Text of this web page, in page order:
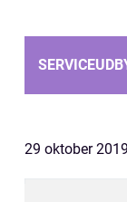
29 oktober 2019